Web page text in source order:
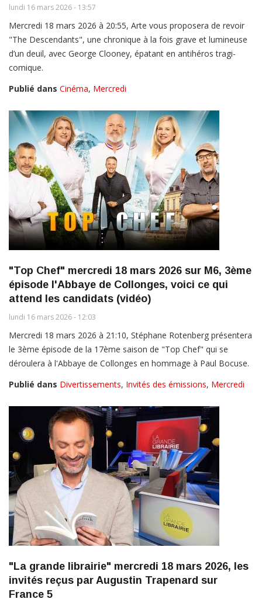
lundi 16 mars 2026 - 13:57
Mercredi 18 mars 2026 à 20:55, Arte vous proposera de revoir
"The Descendants", une chronique à la fois grave et lumineuse
d’un deuil, avec George Clooney, épatant en antihéros tragi-
comique.
Publié dans Cinéma, Mercredi
"Top Chef" mercredi 18 mars 2026 sur M6, 3ème
épisode l'Abbaye de Collonges, voici ce qui
attend les candidats (vidéo)
lundi 16 mars 2026 - 12:03
Mercredi 18 mars 2026 à 21:10, Stéphane Rotenberg présentera
le 3ème épisode de la 17ème saison de "Top Chef" qui se
déroulera à l'Abbaye de Collonges en hommage à Paul Bocuse.
Publié dans Divertissements, Invités des émissions, Mercredi
"La grande librairie" mercredi 18 mars 2026, les
invités reçus par Augustin Trapenard sur
France 5